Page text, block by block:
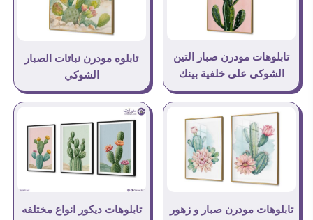
تابلوهات مودرن صبار التين
الشوكى على خلفية بينك
تابلوه مودرن نباتات الصبار
الشوكي
تابلوهات مودرن صبار و زهور
تابلوهات ديكور انواع مختلفه